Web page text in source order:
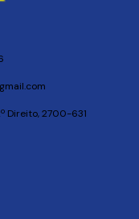
Direito, 2700-631